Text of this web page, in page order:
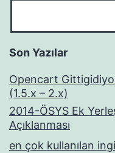
Son Yazılar
Opencart
(1.5.x – 2.x)
2014-ÖSYS Ek
Açıklanması
en çok kullanılan